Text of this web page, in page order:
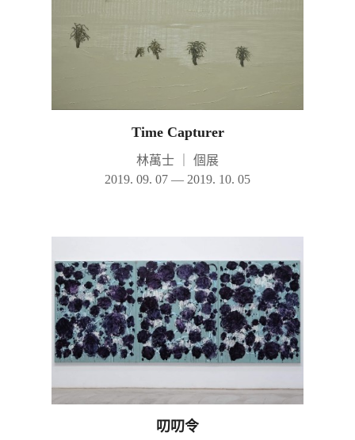
Time Capturer
林萬士
個展
2019. 09. 07 — 2019. 10. 05
叨叨令